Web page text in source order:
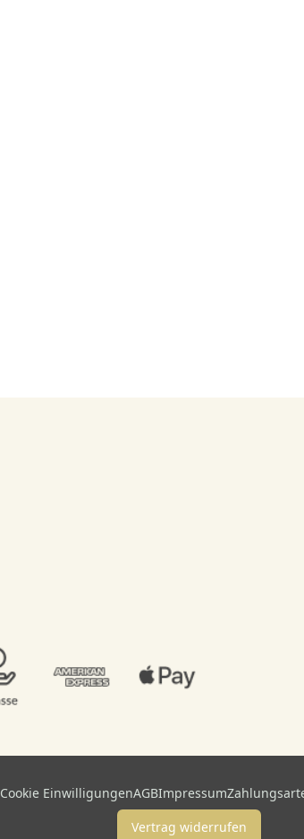
Cookie EinwilligungenAGBImpressum
Vertrag widerrufen